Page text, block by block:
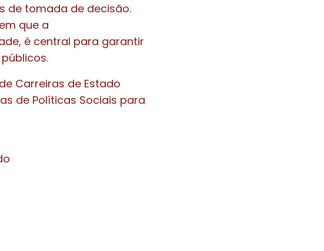
de tomada de decisão.
que a
é central para garantir
Carreiras de Estado
de Políticas Sociais para